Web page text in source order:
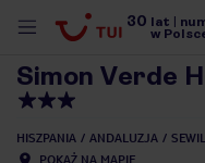
30 lat
w
Simon Verde
HISZPANIA ANDALUZJA
POKAŻ NA MAPIE